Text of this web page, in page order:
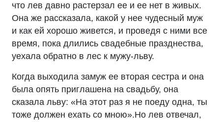
что лев давно растерзал ее и ее нет в живых.
Она же рассказала, какой у нее чудесный муж
и как ей хорошо живется, и проведя с ними все
время, пока длились свадебные празднества,
уехала обратно в лес к мужу-льву.
Когда выходила замуж ее вторая сестра и она
была опять приглашена на свадьбу, она
сказала льву: «На этот раз я не поеду одна, ты
тоже должен ехать со мною».Но лев отвечал,